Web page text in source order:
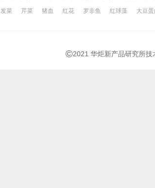
发菜 芹菜 猪血 红花 罗非鱼 红球藻 大豆蛋
©2021 华炬新产品研究所